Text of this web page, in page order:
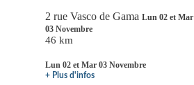
2 rue Vasco de Gama Lun 02 et Mar
03 Novembre
46 km
Lun 02 et Mar 03 Novembre
+ Plus d'infos